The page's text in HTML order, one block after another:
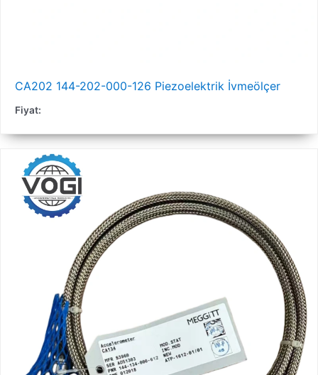
CA202 144-202-000-126 Piezoelektrik İvmeölçer
Fiyat: